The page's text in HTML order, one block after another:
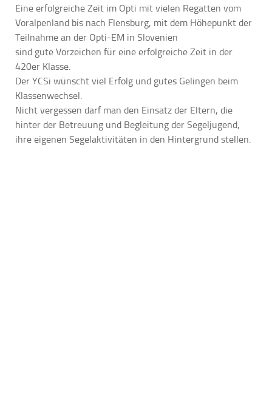
Eine erfolgreiche Zeit im Opti mit vielen Regatten vom
Voralpenland bis nach Flensburg, mit dem Höhepunkt der
Teilnahme an der Opti-EM in Slovenien
sind gute Vorzeichen für eine erfolgreiche Zeit in der
420er Klasse.
Der YCSi wünscht viel Erfolg und gutes Gelingen beim
Klassenwechsel.
Nicht vergessen darf man den Einsatz der Eltern, die
hinter der Betreuung und Begleitung der Segeljugend,
ihre eigenen Segelaktivitäten in den Hintergrund stellen.